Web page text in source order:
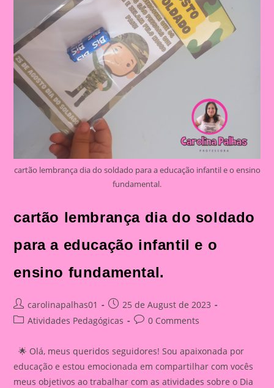
cartão lembrança dia do soldado para a educação infantil e o ensino
fundamental.
cartão lembrança dia do soldado
para a educação infantil e o
ensino fundamental.
Post
author:
carolinapalhas01
Post
published:
25 de August de 2023
PostAtividades Pedagógicas
Post0 Comments
🌟 Olá, meus queridos seguidores! Sou apaixonada por
educação e estou emocionada em compartilhar com vocês
meus objetivos ao trabalhar com as atividades sobre o Dia